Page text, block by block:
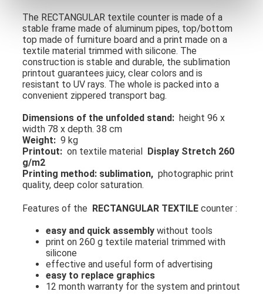
The RECTANGULAR textile counter is made of a
stable frame made of aluminum pipes, top/bottom
top made of furniture board and a print made on a
textile material trimmed with silicone. The
construction is stable and durable, the sublimation
printout guarantees juicy, clear colors and is
resistant to UV rays. The whole is packed into a
convenient zippered transport bag.
Dimensions of the unfolded stand: height 96 x
width 78 x depth. 38 cm
Weight: 9 kg
Printout: on textile material Display Stretch 260
g/m2
Printing method: sublimation, photographic print
quality, deep color saturation.
Features of the RECTANGULAR TEXTILE counter :
easy and quick assembly without tools
print on 260 g textile material trimmed with
silicone
effective and useful form of advertising
easy to replace graphics
12 month warranty for the system and printout